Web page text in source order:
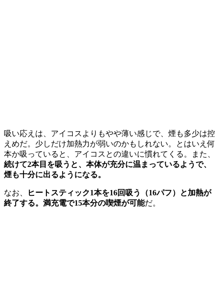
吸い応えは、アイコスよりもやや薄い感じで、煙も多少は控
えめだ。少しだけ加熱力が弱いのかもしれない。とはいえ何
本か吸っていると、アイコスとの違いに慣れてくる。また、
続けて2本目を吸うと、本体が充分に温まっているようで、
煙も十分に出るようになる。
なお、
ヒートスティック1本を16回吸う（16パフ）と加熱が
終了する。満充電で15本分の喫煙が可能だ。